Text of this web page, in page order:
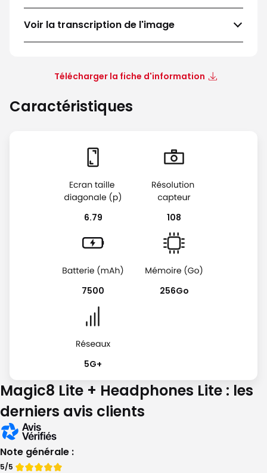
Voir la transcription de l'image
Télécharger la fiche d'information
Caractéristiques
6.79 108
7500 256Go
5G+
Magic8 Lite + Headphones Lite : les
derniers avis clients
Note générale :
Note
Note
5/5